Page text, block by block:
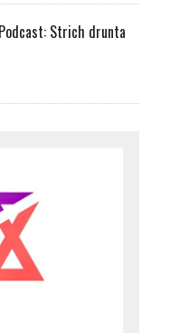
Strich drunta